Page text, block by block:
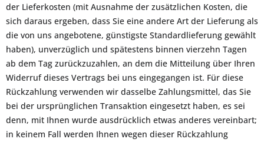
der Lieferkosten (mit Ausnahme der zusätzlichen Kosten, die
sich daraus ergeben, dass Sie eine andere Art der Lieferung als
die von uns angebotene, günstigste Standardlieferung gewählt
haben), unverzüglich und spätestens binnen vierzehn Tagen
ab dem Tag zurückzuzahlen, an dem die Mitteilung über Ihren
Widerruf dieses Vertrags bei uns eingegangen ist. Für diese
Rückzahlung verwenden wir dasselbe Zahlungsmittel, das Sie
bei der ursprünglichen Transaktion eingesetzt haben, es sei
denn, mit Ihnen wurde ausdrücklich etwas anderes vereinbart;
in keinem Fall werden Ihnen wegen dieser Rückzahlung